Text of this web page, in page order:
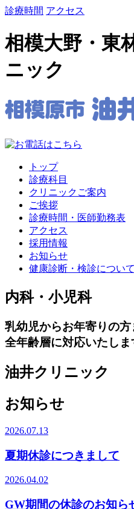
診療時間 アクセス
相模大野・東
ニック
トップ
診療科目
クリニックご案内
ご挨拶
診療時間・医師勤務表
アクセス
採用情報
お知らせ
健康診断・検診について
内科・ 小児科
乳幼児からお年寄りの方
全年齢層に対応いたしま
油井クリニック
お知らせ
2026.07.13
夏期休診につきまして
2026.04.02
GW期間の休診のお知ら